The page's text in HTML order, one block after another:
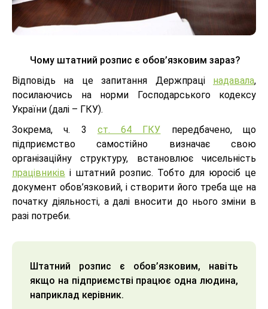
Чому штатний розпис є обов’язковим зараз?
Відповідь на це запитання Держпраці надавала,
посилаючись на норми Господарського кодексу
України (далі – ГКУ).
Зокрема, ч. 3 ст. 64 ГКУ передбачено, що
підприємство самостійно визначає свою
організаційну структуру, встановлює чисельність
працівників і штатний розпис. Тобто для юросіб це
документ обов’язковий, і створити його треба ще на
початку діяльності, а далі вносити до нього зміни в
разі потреби.
Штатний розпис є обов’язковим, навіть
якщо на підприємстві працює одна людина,
наприклад керівник.